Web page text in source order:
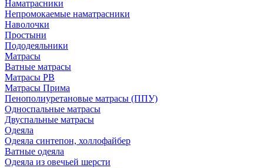
Наматрасники
Непромокаемые наматрасники
Наволочки
Простыни
Пододеяльники
Матрасы
Ватные матрасы
Матрасы РВ
Матрасы Прима
Пенополиуретановые матрасы (ППУ)
Односпальные матрасы
Двуспальные матрасы
Одеяла
Одеяла синтепон, холлофайбер
Ватные одеяла
Одеяла из овечьей шерсти